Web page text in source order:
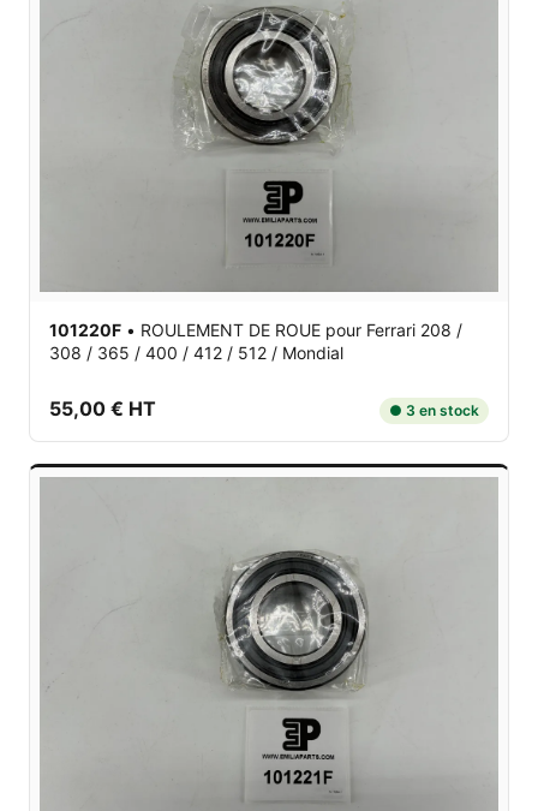
101220F • ROULEMENT DE ROUE pour Ferrari 208 /
308 / 365 / 400 / 412 / 512 / Mondial
55,00 € HT ● 3 en stock